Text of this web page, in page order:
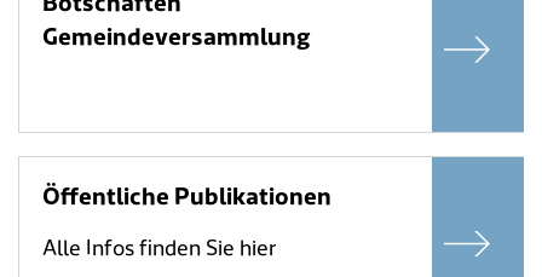
Gemeindeversammlung
Öffentliche Publikationen
Alle Infos finden Sie hier